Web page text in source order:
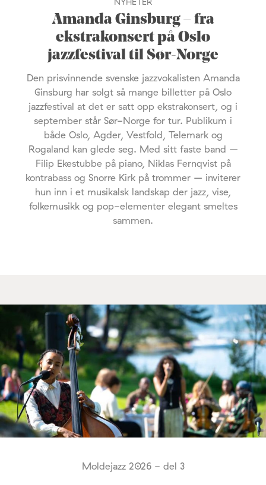
Amanda Ginsburg – fra
ekstrakonsert på Oslo
jazzfestival til Sør-Norge
Den prisvinnende svenske jazzvokalisten Amanda
Ginsburg har solgt så mange billetter på Oslo
jazzfestival at det er satt opp ekstrakonsert, og i
september står Sør-Norge for tur. Publikum i
både Oslo, Agder, Vestfold, Telemark og
Rogaland kan glede seg. Med sitt faste band –
Filip Ekestubbe på piano, Niklas Fernqvist på
kontrabass og Snorre Kirk på trommer – inviterer
hun inn i et musikalsk landskap der jazz, vise,
folkemusikk og pop-elementer elegant smeltes
sammen.
Moldejazz 2026 - del 3